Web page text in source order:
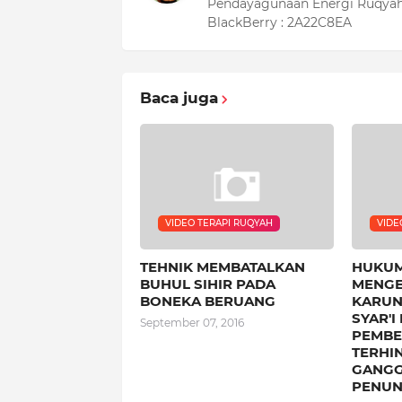
BlackBerry : 2A22C8EA
Baca juga
VIDEO TERAPI RUQYAH
TEHNIK MEMBATALKAN
BUHUL SIHIR PADA
BONEKA BERUANG
September 07, 2016
SYAR'I